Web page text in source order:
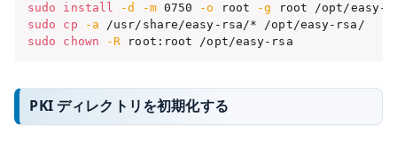
sudo
install -d -m 0750 -o root
-g
sudo
cp -a
sudo
chown -R root:root /opt/easy-rsa
PKI ディレクトリを初期化する